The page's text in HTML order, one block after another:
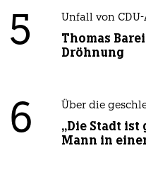
5 Unfall von
Thomas
Dröhnung
6 Über die
„Die Stadt
Mann in